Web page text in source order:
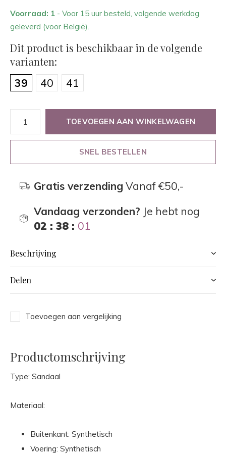
Voorraad: 1 - Voor 15 uur besteld, volgende werkdag
geleverd (voor België).
Dit product is beschikbaar in de volgende
varianten:
39 40 41
TOEVOEGEN AAN WINKELWAGEN
SNEL BESTELLEN
Gratis verzending Vanaf €50,-
Vandaag verzonden? Je hebt nog
02 : 38 : 01
Beschrijving
Delen
Toevoegen aan vergelijking
Productomschrijving
Type: Sandaal
Materiaal:
Buitenkant: Synthetisch
Voering: Synthetisch